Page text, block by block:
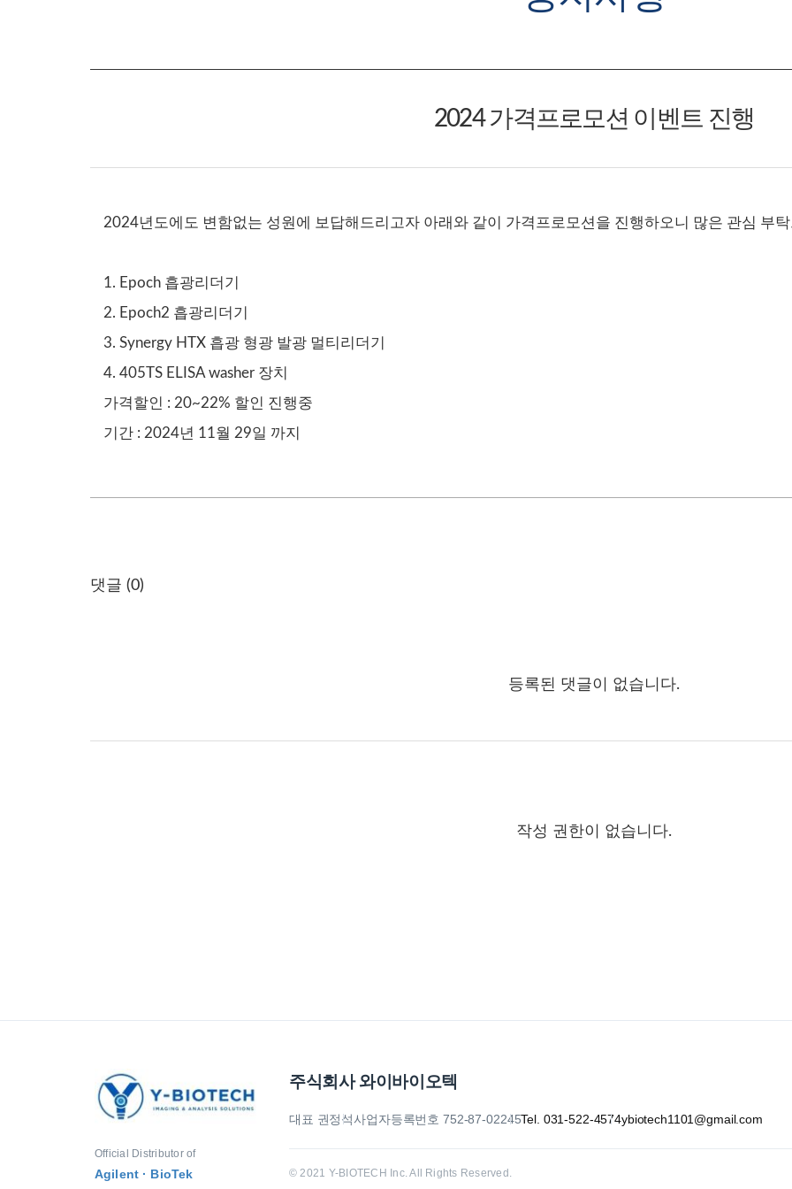
2024 가격프로모션 이벤트 진행
2024년도에도 변함없는 성원에 보답해드리고자 아래와 같이 가격프로모션을 진행하오니 많은 관심 부
1. Epoch 흡광리더기
2. Epoch2 흡광리더기
3. Synergy HTX 흡광 형광 발광 멀티리더기
4. 405TS ELISA washer 장치
가격할인 : 20~22% 할인 진행중
기간 : 2024년 11월 29일 까지
댓글 (0)
등록된 댓글이 없습니다.
작성 권한이 없습니다.
Official Distributor of
Agilent · BioTek
주식회사 와이바이오텍
대표 권정석사업자등록번호 752-87-02245Tel. 031-522-4574ybiotech1101@gmail.com
© 2021 Y-BIOTECH Inc. All Rights Reserved.